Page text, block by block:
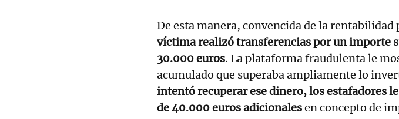
De esta manera, convencida de la rentabilidad
víctima realizó transferencias por un importe
30.000 euros. La plataforma fraudulenta le
acumulado que superaba ampliamente lo
intentó recuperar ese dinero, los estafadores
de 40.000 euros adicionalesen concepto de